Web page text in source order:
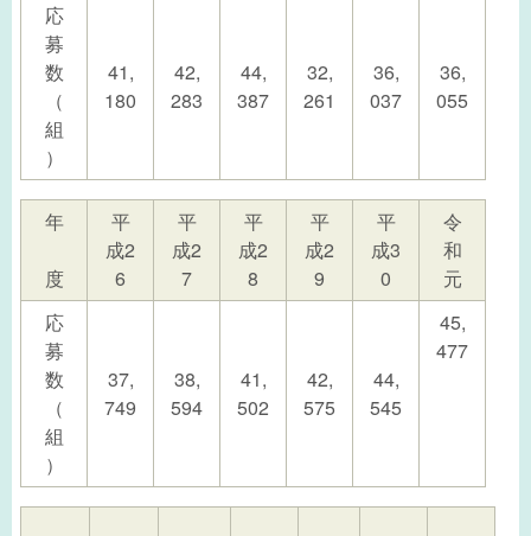
応
募
数
（
組
）
41,
180
42,
283
44,
387
32,
261
36,
037
36,
055
年
度
平
成2
6
平
成2
7
平
成2
8
平
成2
9
平
成3
0
令
和
元
応
募
数
（
組
）
37,
749
38,
594
41,
502
42,
575
44,
545
45,
477